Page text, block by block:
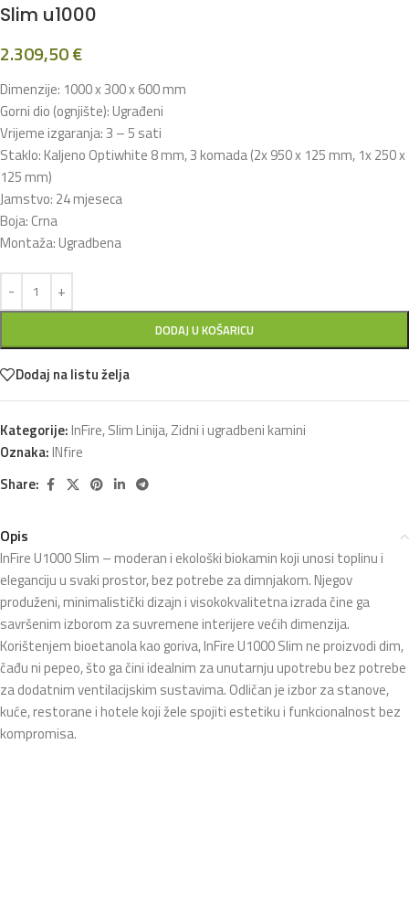
Slim u1000
2.309,50€
Dimenzije: 1000 x 300 x 600 mm
Gorni dio (ognjište): Ugrađeni
Vrijeme izgaranja: 3 – 5 sati
Staklo: Kaljeno Optiwhite 8 mm, 3 komada (2x 950 x 125 mm, 1x 250 x
125 mm)
Jamstvo: 24 mjeseca
Boja: Crna
Montaža: Ugradbena
DODAJ U KOŠARICU
Dodaj na listu želja
Kategorije:InFire,Slim Linija,Zidni i ugradbeni kamini
Oznaka:INfire
Share:
Opis
InFire U1000 Slim – moderan i ekološki biokamin koji unosi toplinu i
eleganciju u svaki prostor, bez potrebe za dimnjakom. Njegov
produženi, minimalistički dizajn i visokokvalitetna izrada čine ga
savršenim izborom za suvremene interijere većih dimenzija.
Korištenjem bioetanola kao goriva, InFire U1000 Slim ne proizvodi dim,
čađu ni pepeo, što ga čini idealnim za unutarnju upotrebu bez potrebe
za dodatnim ventilacijskim sustavima. Odličan je izbor za stanove,
kuće, restorane i hotele koji žele spojiti estetiku i funkcionalnost bez
kompromisa.